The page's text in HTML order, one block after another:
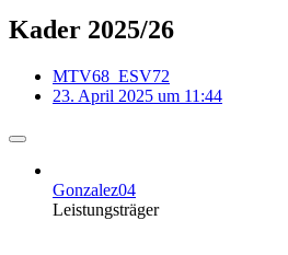
Kader 2025/26
MTV68_ESV72
23. April 2025 um 11:44
Gonzalez04
Leistungsträger